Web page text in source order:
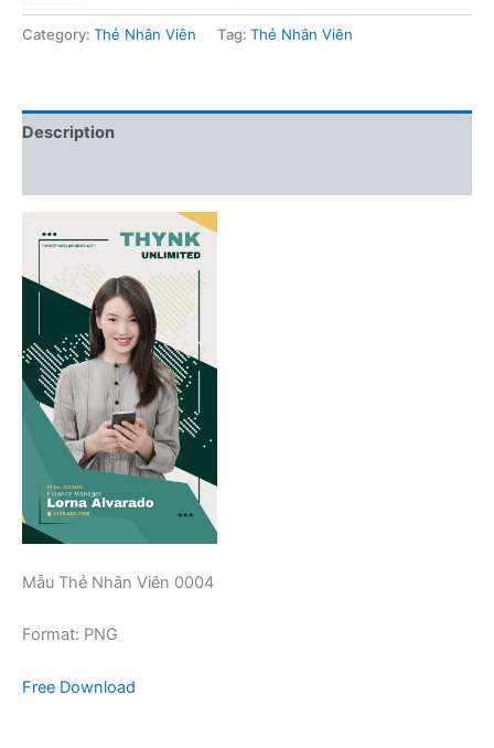
0004
Category: Thẻ Nhân Viên Tag: Thẻ Nhân Viên
Description
Mẫu Thẻ Nhân Viên 0004
Format: PNG
Free Download